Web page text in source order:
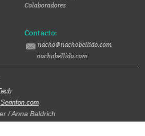
Colaboradores
Contacto:
nacho@nachobellido.com
nachobellido.com
Serinfon.com
/ Anna Baldrich